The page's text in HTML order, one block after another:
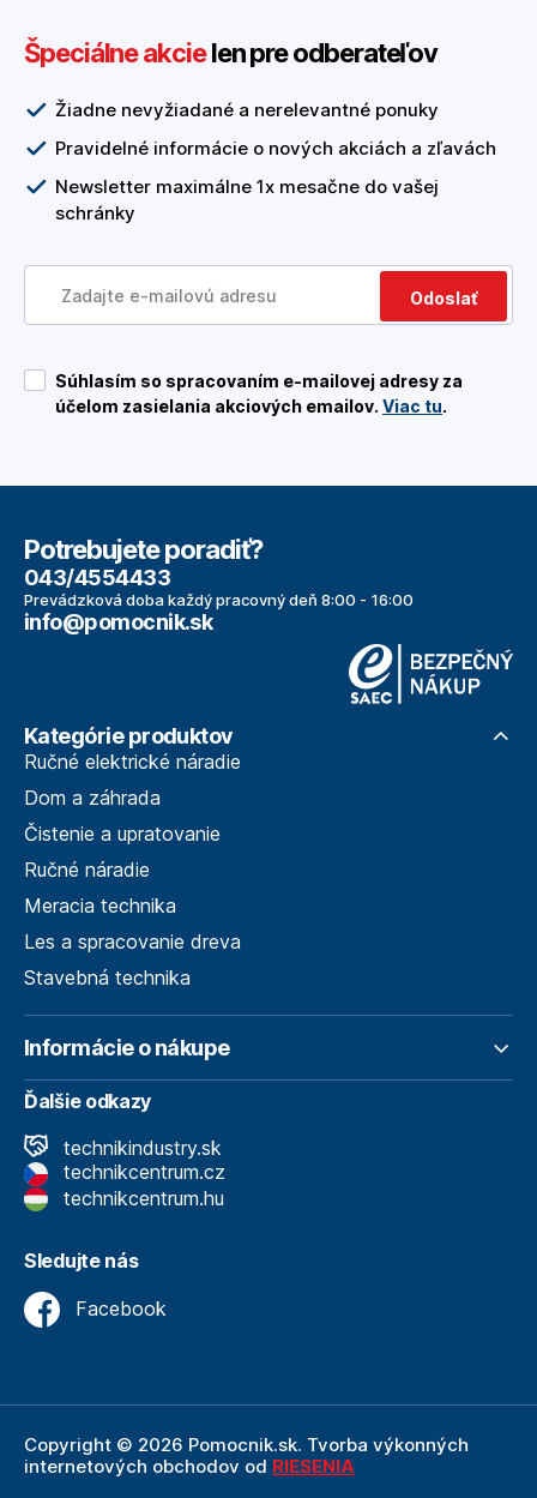
Špeciálne akcielen pre odberateľov
Žiadne nevyžiadané a nerelevantné ponuky
Pravidelné informácie o nových akciách a zľavách
Newsletter maximálne 1x mesačne do vašej
schránky
Odoslať
Súhlasím so spracovaním e-mailovej adresy za
účelom zasielania akciových emailov. Viac tu.
Potrebujete poradiť?
043/4554433
Prevádzková doba každý pracovný deň 8:00 - 16:00
info@pomocnik.sk
Kategórie produktov
Ručné elektrické náradie
Dom a záhrada
Čistenie a upratovanie
Ručné náradie
Meracia technika
Les a spracovanie dreva
Stavebná technika
Informácie o nákupe
Ďalšie odkazy
technikindustry.sk
technikcentrum.cz
technikcentrum.hu
Sledujte nás
Facebook
Copyright © 2026 Pomocnik.sk. Tvorba výkonných
internetových obchodov od RIESENIA